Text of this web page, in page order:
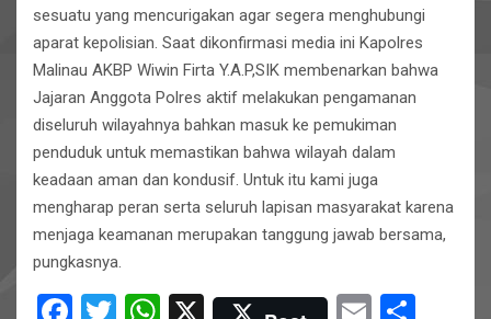
sesuatu yang mencurigakan agar segera menghubungi
aparat kepolisian. Saat dikonfirmasi media ini Kapolres
Malinau AKBP Wiwin Firta Y.A.P,SIK membenarkan bahwa
Jajaran Anggota Polres aktif melakukan pengamanan
diseluruh wilayahnya bahkan masuk ke pemukiman
penduduk untuk memastikan bahwa wilayah dalam
keadaan aman dan kondusif. Untuk itu kami juga
mengharap peran serta seluruh lapisan masyarakat karena
menjaga keamanan merupakan tanggung jawab bersama,
pungkasnya.